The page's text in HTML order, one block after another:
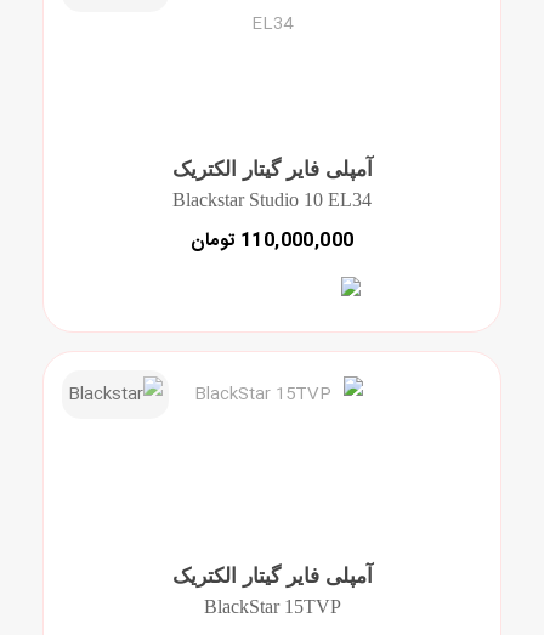
آمپلی فایر گیتار الکتریک
Blackstar Studio 10 EL34
110,000,000 تومان
آمپلی فایر گیتار الکتریک
BlackStar 15TVP